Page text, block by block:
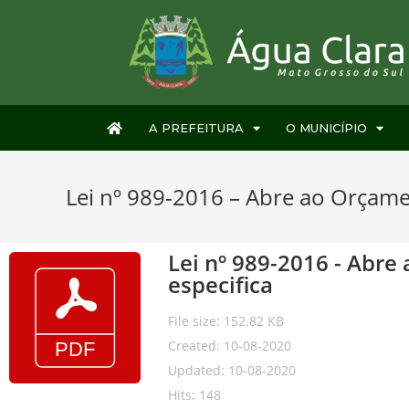
A PREFEITURA O MUNICÍPIO
Lei nº 989-2016 – Abre ao
Lei nº 989-2016 -
especifica
File size: 152.82 KB
Created: 10-08-2020
Updated: 10-08-2020
Hits: 148